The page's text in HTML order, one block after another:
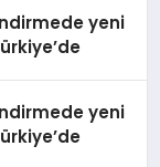
yeni
yeni